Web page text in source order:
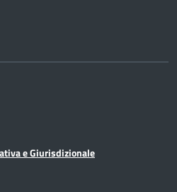
e Giurisdizionale